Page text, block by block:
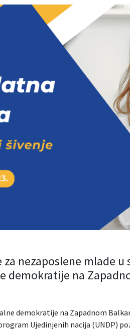
nezaposlene mlade
demokratije na
demokratije na Zapadnom
Ujedinjenih nacija (UNDP)